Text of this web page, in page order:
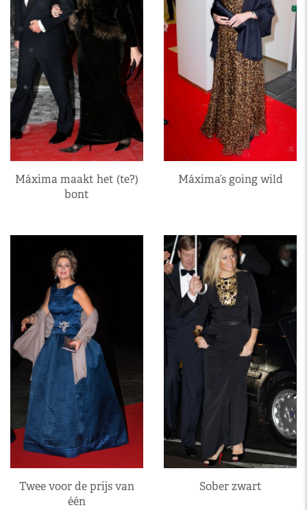
Máxima maakt het (te?)
bont
Máxima’s going wild
Twee voor de prijs van
één
Sober zwart